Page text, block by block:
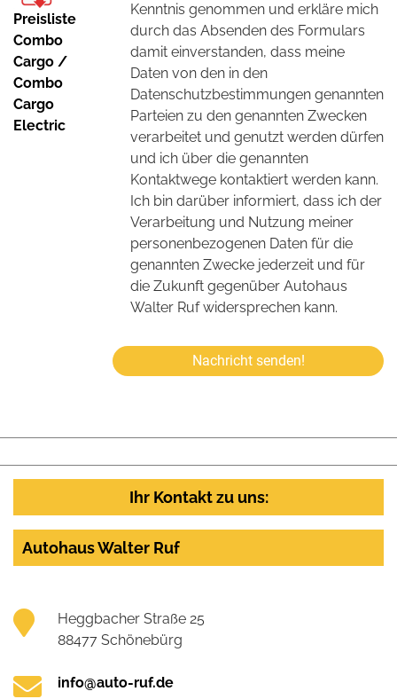
Preisliste
Combo
Cargo /
Combo
Cargo
Electric
Kenntnis genommen und erkläre mich
durch das Absenden des Formulars
damit einverstanden, dass meine
Daten von den in den
Datenschutzbestimmungen genannten
Parteien zu den genannten Zwecken
verarbeitet und genutzt werden dürfen
und ich über die genannten
Kontaktwege kontaktiert werden kann.
Ich bin darüber informiert, dass ich der
Verarbeitung und Nutzung meiner
personenbezogenen Daten für die
genannten Zwecke jederzeit und für
die Zukunft gegenüber Autohaus
Walter Ruf widersprechen kann.
Nachricht senden!
Ihr Kontakt zu uns:
Autohaus Walter Ruf
Heggbacher Straße 25
88477 Schönebürg
info@auto-ruf.de